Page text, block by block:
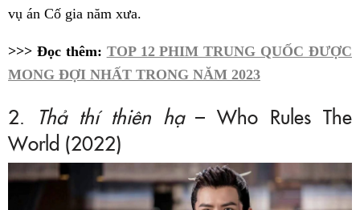
vụ án Cố gia năm xưa.
>>> Đọc thêm: TOP 12 PHIM TRUNG QUỐC ĐƯỢC
MONG ĐỢI NHẤT TRONG NĂM 2023
2. Thả thí thiên hạ– Who Rules The
World (2022)